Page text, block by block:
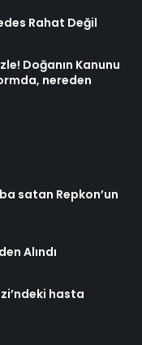
Rahat Değil
Doğanın Kanunu
nereden
satan Repkon’un
Alındı
hasta